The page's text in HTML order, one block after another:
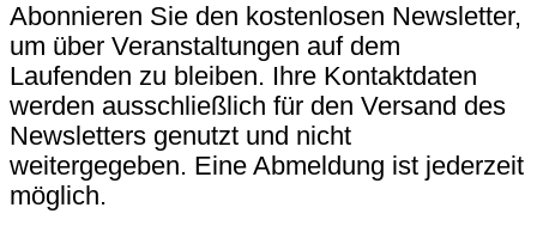
Abonnieren Sie den kostenlosen Newsletter,
um über Veranstaltungen auf dem
Laufenden zu bleiben. Ihre Kontaktdaten
werden ausschließlich für den Versand des
Newsletters genutzt und nicht
weitergegeben. Eine Abmeldung ist jederzeit
möglich.